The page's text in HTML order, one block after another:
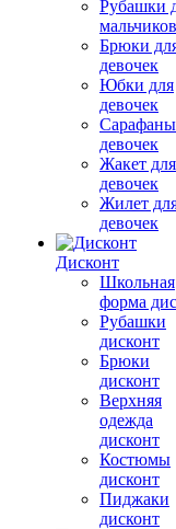
Рубашки
мальчиков
Брюки
девочек
Юбки для
девочек
девочек
Жакет для
девочек
Жилет
девочек
Дисконт
Школьная
форма
Рубашки
дисконт
Брюки
дисконт
Верхняя
одежда
дисконт
Костюмы
дисконт
Пиджаки
дисконт